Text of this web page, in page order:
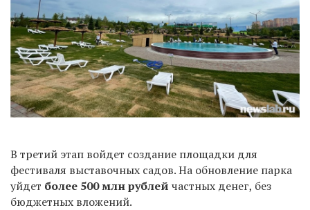
В третий этап войдет создание площадки для
фестиваля выставочных садов. На обновление парка
уйдет более 500 млн рублей частных денег, без
бюджетных вложений.